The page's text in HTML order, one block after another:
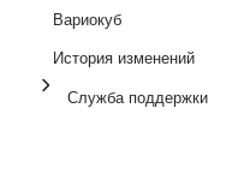
Вариокуб
История изменений
Служба поддержки